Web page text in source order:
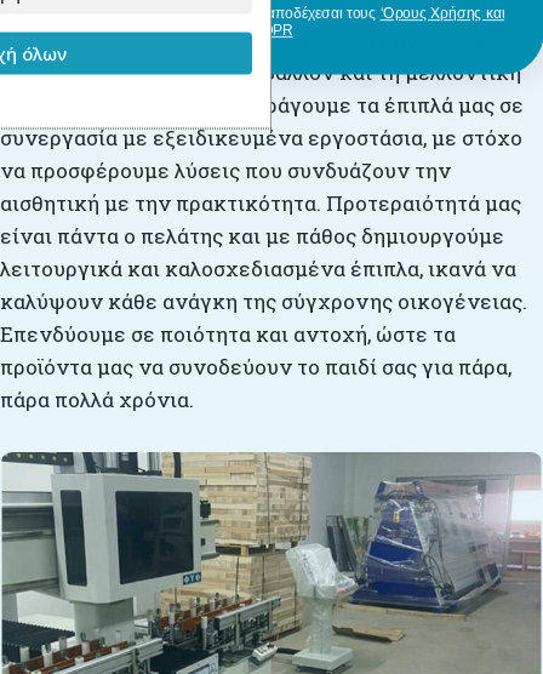
άριστη ποιότητα των υλικών μας, και γι’ αυτό
επιλέγουμε αποκλειστικά μασίφ ξύλο από βιώσιμα
δάση, με σεβασμό στο περιβάλλον και τη μελλοντική
γενιά. Σχεδιάζουμε και παράγουμε τα έπιπλά μας σε
συνεργασία με εξειδικευμένα εργοστάσια, με στόχο
να προσφέρουμε λύσεις που συνδυάζουν την
αισθητική με την πρακτικότητα. Προτεραιότητά μας
είναι πάντα ο πελάτης και με πάθος δημιουργούμε
λειτουργικά και καλοσχεδιασμένα έπιπλα, ικανά να
καλύψουν κάθε ανάγκη της σύγχρονης οικογένειας.
Επενδύουμε σε ποιότητα και αντοχή, ώστε τα
προϊόντα μας να συνοδεύουν το παιδί σας για πάρα,
πάρα πολλά χρόνια.
όλων
Με την εγγραφή σου, δηλώνεις ότι αποδέχεσαι τους ‘Ορους Χρήσης και
GDPR